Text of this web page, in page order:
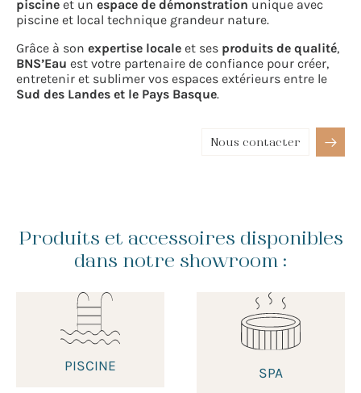
piscine et un espace de démonstration unique avec
piscine et local technique grandeur nature.
Grâce à son expertise locale et ses produits de qualité,
BNS’Eau est votre partenaire de confiance pour créer,
entretenir et sublimer vos espaces extérieurs entre le
Sud des Landes et le Pays Basque.
Nous contacter
Produits et accessoires disponibles
dans notre showroom :
PISCINE SPA